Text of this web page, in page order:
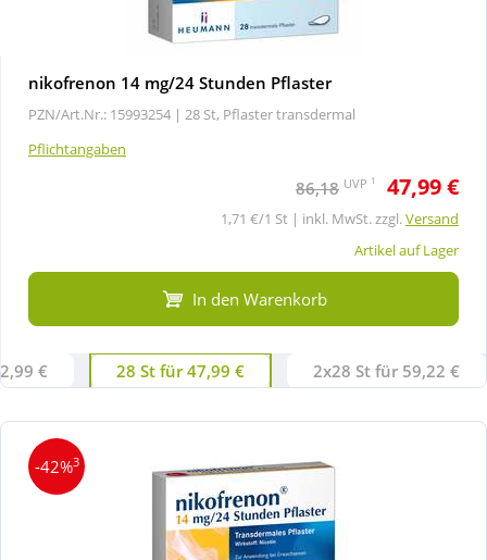
Natur & Homöopathie
Sanitätshaus
nikofrenon 14 mg/24 Stunden Pflaster
PZN/Art.Nr.: 15993254 | 28 St, Pflaster transdermal
Pflichtangaben
86,18 UVP 1 47,99 €
1,71 €/1 St | inkl. MwSt. zzgl.Versand
Artikel auf Lager
In den Warenkorb
€ 28 St für 47,99 € 2x28 St für 59,22 €
-42%3